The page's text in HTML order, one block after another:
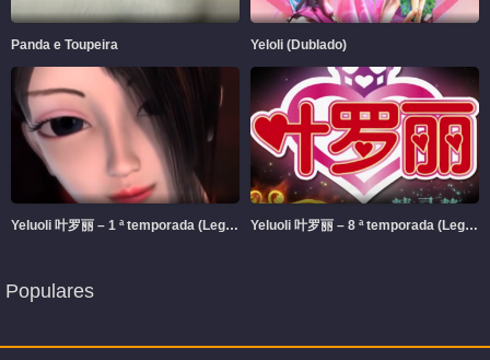
Panda e Toupeira Yeloli (Dublado)
Yeluoli 叶罗丽 – 1 ª temporada (Legendado) Yeluoli 叶罗丽 – 8 ª temporada (Legendado)
Populares